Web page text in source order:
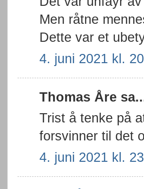
Men råtne
Dette var et
4. juni 2021 kl.
Thomas Åre
Trist å tenke på
forsvinner til det
4. juni 2021 kl.